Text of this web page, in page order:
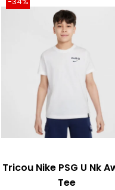
Tricou Nike PSG U Nk
Tee